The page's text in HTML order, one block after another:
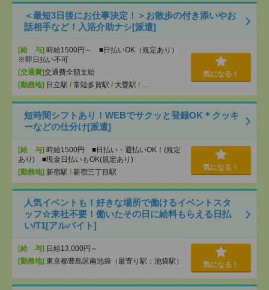
＜最短3日後にお仕事決定！＞お散歩の付き添いやお
話相手など！入浴介助ナシ[派遣]
[給 与] 時給1500円～ ■日払いOK（規定あり）
※即日払い不可
[交通費]交通費全額支給
[勤務地] 日立駅 / 常陸多賀駅 / 大甕駅 / …
気になる！
短時間シフトあり！WEBでサクッと登録OK＊クッキ
ーなどの仕分け[派遣]
[給 与] 時給1500円 ■日払い・週払いOK！(規定
あり) ■現金日払いもOK(規定あり)
[勤務地] 新宿駅 / 新宿三丁目駅
気になる！
人気イベントも！好きな場所で働けるイベントスタ
ッフ☆来社不要！働いたその日に給料もらえる日払
い/T1[アルバイト]
[給 与] 日給13,000円～
[勤務地] 東京都豊島区南池袋（最寄り駅：池袋駅） 気になる！